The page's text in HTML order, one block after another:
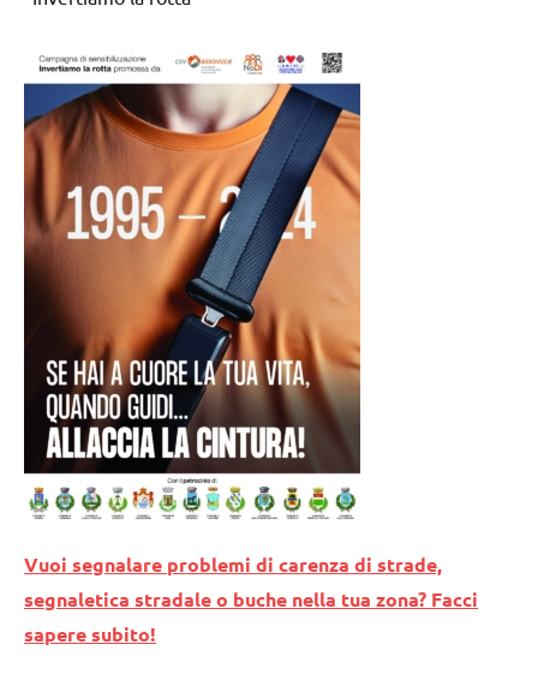
Vuoi segnalare problemi di carenza di strade,
segnaletica stradale o buche nella tua zona? Facci
sapere subito!